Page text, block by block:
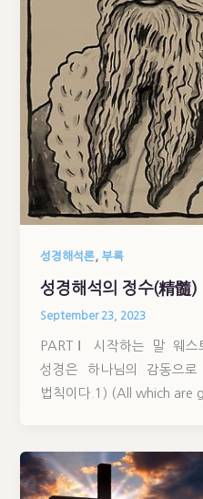
성경해석론,부록
성경해석의 정수(精髓)
September 23, 2023
PARTⅠ 시작하는 말 웨스
성경은 하나님의 감동으
법칙이다.1) (All which are